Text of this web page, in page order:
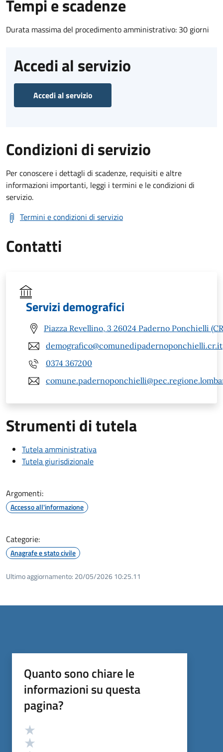
Tempi e scadenze
Durata massima del procedimento amministrativo: 30 giorni
Accedi al servizio
Accedi al servizio
Condizioni di servizio
Per conoscere i dettagli di scadenze, requisiti e altre
informazioni importanti, leggi i termini e le condizioni di
servizio.
Termini e condizioni di servizio
Contatti
Servizi demografici
Piazza Revellino, 3 26024 Paderno Ponchielli
demografico@comunedipadernoponchielli.cr.it
0374 367200
Strumenti di tutela
Tutela amministrativa
Tutela giurisdizionale
Argomenti:
Accesso all'informazione
Categorie:
Anagrafe e stato civile
Ultimo aggiornamento: 20/05/2026 10:25.11
Quanto sono chiare le
informazioni su questa
pagina?
Valutazione